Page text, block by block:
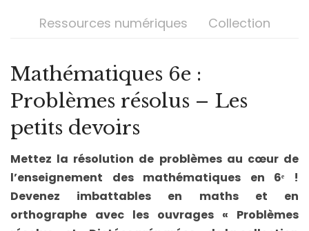
Ressources numériques
Collection
Mathématiques 6e :
Problèmes résolus – Les
petits devoirs
Mettez la résolution de problèmes au cœur de
l’enseignement des mathématiques en 6ᵉ !
Devenez imbattables en maths et en
orthographe avec les ouvrages « Problèmes